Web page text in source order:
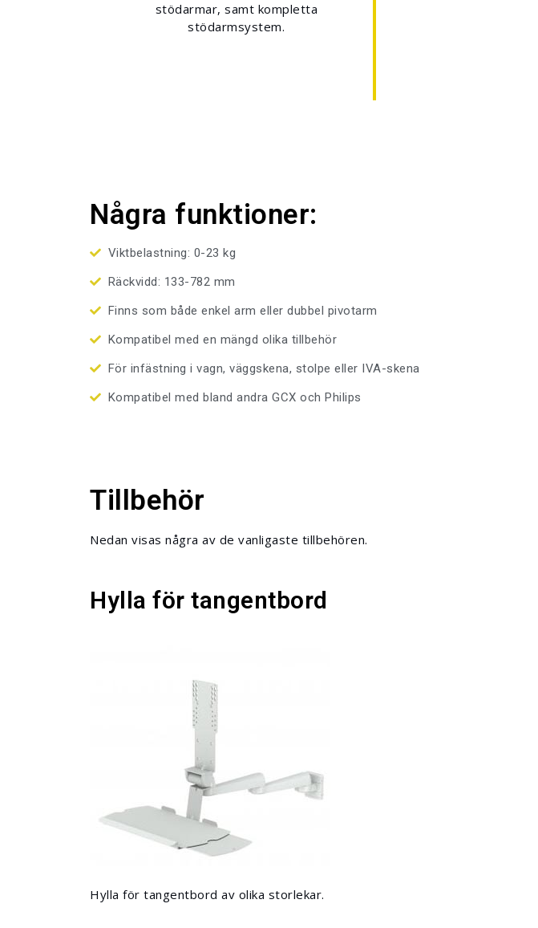
stödarmar, samt kompletta
stödarmsystem.
Några funktioner:
Viktbelastning: 0-23 kg
Räckvidd: 133-782 mm
Finns som både enkel arm eller dubbel pivotarm
Kompatibel med en mängd olika tillbehör
För infästning i vagn, väggskena, stolpe eller IVA-skena
Kompatibel med bland andra GCX och Philips
Tillbehör
Nedan visas några av de vanligaste tillbehören.
Hylla för tangentbord
Hylla för tangentbord av olika storlekar.